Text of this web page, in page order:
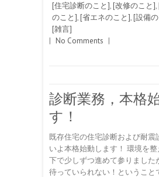
[住宅診断のこと], [改修のこと],
のこと], [省エネのこと], [設備
[雑言]
| No Comments |
診断業務，本格
す！
既存住宅の住宅診断および耐震
いよ本格始動します！ 環境を
下で少しずつ進めて参りました
待っていられない！ということ